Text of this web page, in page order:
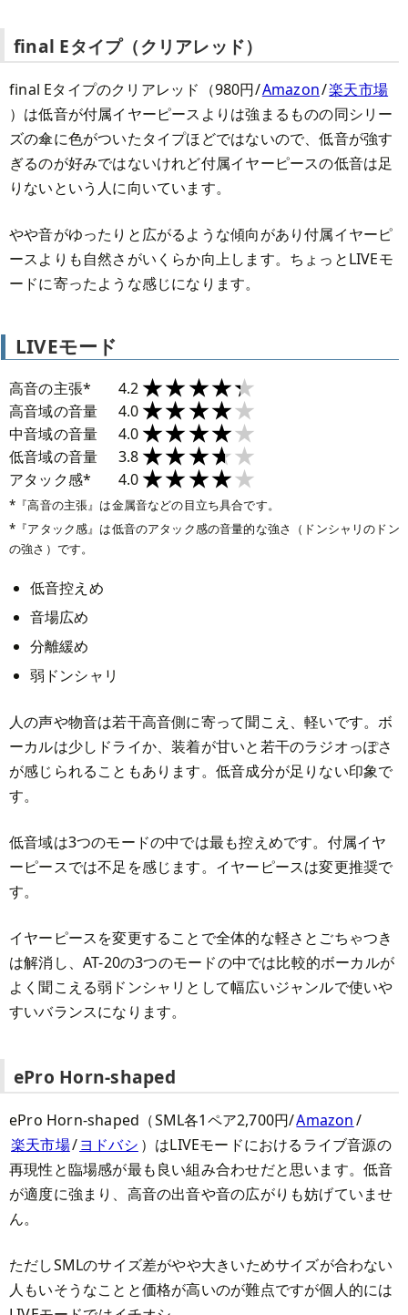
final Eタイプ（クリアレッド）
final Eタイプのクリアレッド（980円/Amazon/楽天市場
）は低音が付属イヤーピースよりは強まるものの同シリー
ズの傘に色がついたタイプほどではないので、低音が強す
ぎるのが好みではないけれど付属イヤーピースの低音は足
りないという人に向いています。
やや音がゆったりと広がるような傾向があり付属イヤーピ
ースよりも自然さがいくらか向上します。ちょっとLIVEモ
ードに寄ったような感じになります。
LIVEモード
高音の主張* 4.2 ★★★★★
★★★★★
高音域の音量 4.0 ★★★★★
★★★★★
中音域の音量 4.0 ★★★★★
★★★★★
低音域の音量 3.8 ★★★★★
★★★★★
アタック感* 4.0 ★★★★★
★★★★★
『高音の主張』は金属音などの目立ち具合です。
『アタック感』は低音のアタック感の音量的な強さ（ドンシャリのドン
の強さ）です。
低音控えめ
音場広め
分離緩め
弱ドンシャリ
人の声や物音は若干高音側に寄って聞こえ、軽いです。ボ
ーカルは少しドライか、装着が甘いと若干のラジオっぽさ
が感じられることもあります。低音成分が足りない印象で
す。
低音域は3つのモードの中では最も控えめです。付属イヤ
ーピースでは不足を感じます。イヤーピースは変更推奨で
す。
イヤーピースを変更することで全体的な軽さとごちゃつき
は解消し、AT-20の3つのモードの中では比較的ボーカルが
よく聞こえる弱ドンシャリとして幅広いジャンルで使いや
すいバランスになります。
ePro Horn-shaped
ePro Horn-shaped（SML各1ペア2,700円/Amazon/
楽天市場/ヨドバシ ）はLIVEモードにおけるライブ音源の
再現性と臨場感が最も良い組み合わせだと思います。低音
が適度に強まり、高音の出音や音の広がりも妨げていませ
ん。
ただしSMLのサイズ差がやや大きいためサイズが合わない
人もいそうなことと価格が高いのが難点ですが個人的には